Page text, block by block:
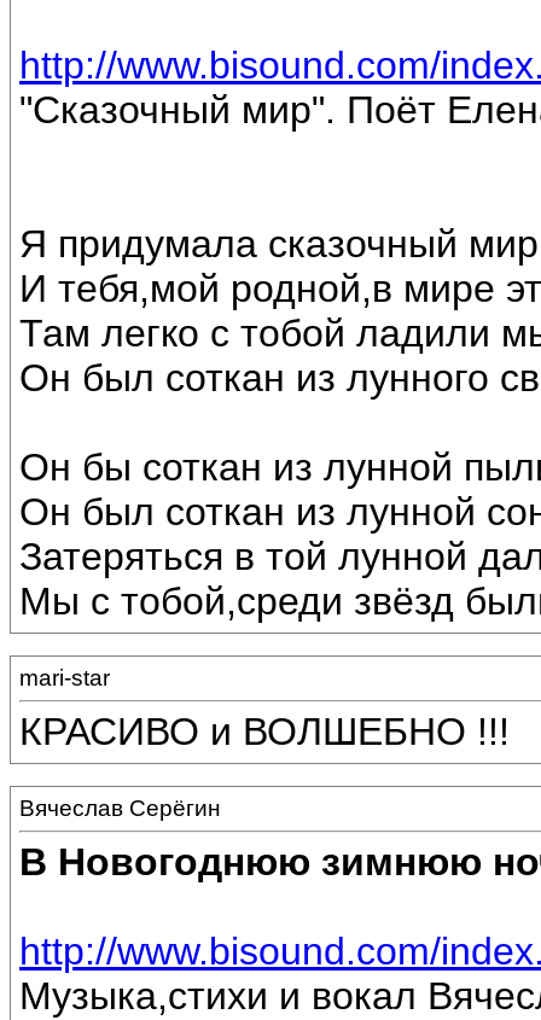
http://www.bisound.com/
"Сказочный мир". Поёт
Я придумала сказочный
И тебя,мой родной,в мире
Там легко с тобой ладили
Он был соткан из лунного
Он бы соткан из лунной
Он был соткан из лунной
Затеряться в той лунной
Мы с тобой,среди звёзд
mari-star
КРАСИВО и ВОЛШЕБНО !!!
Вячеслав Серёгин
В Новогоднюю зимнюю
http://www.bisound.com/
Музыка,стихи и вокал